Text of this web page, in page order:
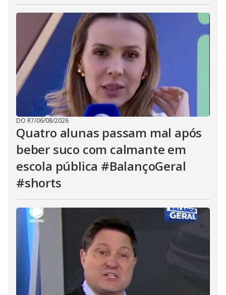
DO R7/06/08/2026
Quatro alunas passam mal após
beber suco com calmante em
escola pública #BalançoGeral
#shorts